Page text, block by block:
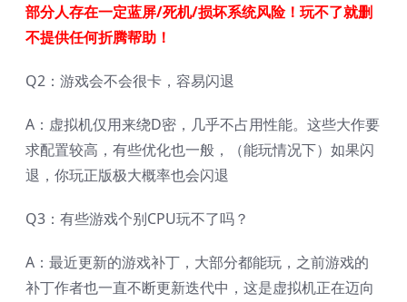
部分人存在一定蓝屏/死机/损坏系统风险！玩不了就删
不提供任何折腾帮助！
Q2：游戏会不会很卡，容易闪退
A：虚拟机仅用来绕D密，几乎不占用性能。这些大作要
求配置较高，有些优化也一般，（能玩情况下）如果闪
退，你玩正版极大概率也会闪退
Q3：有些游戏个别CPU玩不了吗？
A：最近更新的游戏补丁，大部分都能玩，之前游戏的
补丁作者也一直不断更新迭代中，这是虚拟机正在迈向